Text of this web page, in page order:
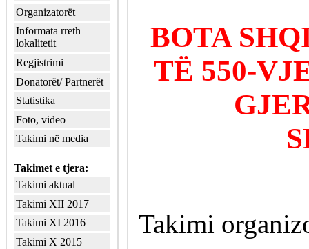
Organizatorët
Informata rreth
lokalitetit
Regjistrimi
Donatorët/ Partnerët
Statistika
Foto, video
Takimi në media
Takimet e tjera:
Takimi aktual
Takimi XII 2017
Takimi XI 2016
Takimi X 2015
BOTA
TË 550-
Takimi